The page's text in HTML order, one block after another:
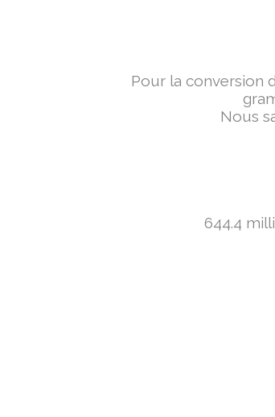
Pour la conversion
Nous
644.4